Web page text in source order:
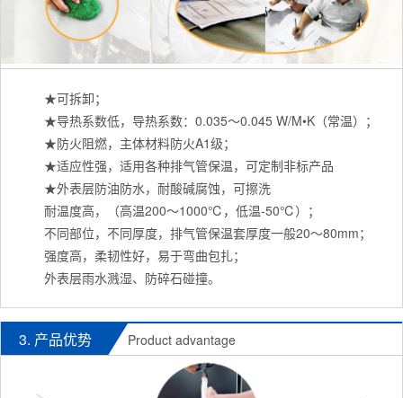
★可拆卸；
★导热系数低，导热系数：0.035～0.045 W/M•K（常温）；
★防火阻燃，主体材料防火A1级；
★适应性强，适用各种排气管保温，可定制非标产品
★外表层防油防水，耐酸碱腐蚀，可擦洗
耐温度高，（高温200～1000℃，低温-50℃）；
不同部位，不同厚度，排气管保温套厚度一般20～80mm；
强度高，柔韧性好，易于弯曲包扎；
外表层雨水溅湿、防碎石碰撞。
3. 产品优势 Product advantage